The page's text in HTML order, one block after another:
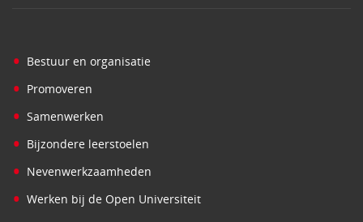
• Bestuur en organisatie
• Promoveren
• Samenwerken
• Bijzondere leerstoelen
• Nevenwerkzaamheden
• Werken bij de Open Universiteit